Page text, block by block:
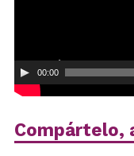
00:00
Compártelo,